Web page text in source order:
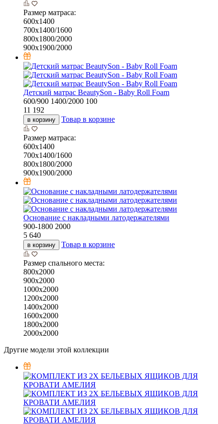
Размер матраса:
600x1400
700x1400/1600
800x1800/2000
900x1900/2000
Детский матрас BeautySon - Baby Roll Foam
600/900 1400/2000 100
11 192
в корзину Товар в корзине
Размер матраса:
600x1400
700x1400/1600
800x1800/2000
900x1900/2000
Основание с накладными латодержателями
900-1800 2000
5 640
в корзину Товар в корзине
Размер спального места:
800х2000
900х2000
1000х2000
1200х2000
1400х2000
1600х2000
1800х2000
2000х2000
Другие модели этой коллекции